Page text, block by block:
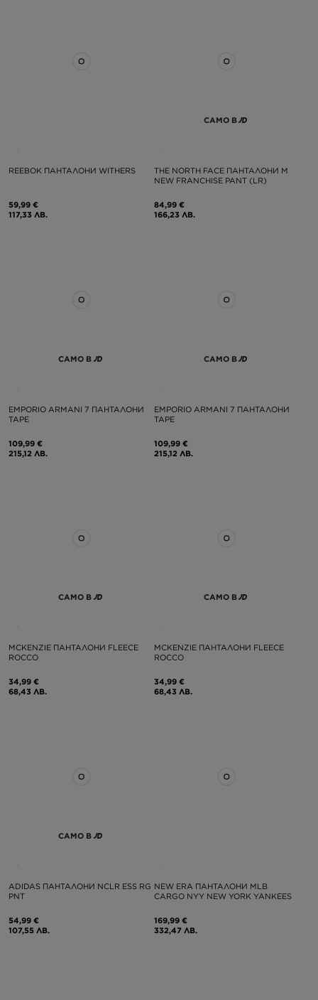
REEBOK ПАНТАЛОНИ WITHERS
59,99 €
117,33 ЛВ.
САМО В
THE NORTH FACE ПАНТАЛОНИ M
NEW FRANCHISE PANT (LR)
84,99 €
166,23 ЛВ.
САМО В
EMPORIO ARMANI 7 ПАНТАЛОНИ
TAPE
109,99 €
215,12 ЛВ.
САМО В
EMPORIO ARMANI 7 ПАНТАЛОНИ
TAPE
109,99 €
215,12 ЛВ.
САМО В
MCKENZIE ПАНТАЛОНИ FLEECE
ROCCO
34,99 €
68,43 ЛВ.
САМО В
MCKENZIE ПАНТАЛОНИ FLEECE
ROCCO
34,99 €
68,43 ЛВ.
САМО В
ADIDAS ПАНТАЛОНИ NCLR ESS RG
PNT
54,99 €
107,55 ЛВ.
NEW ERA ПАНТАЛОНИ MLB
CARGO NYY NEW YORK YANKEES
169,99 €
332,47 ЛВ.